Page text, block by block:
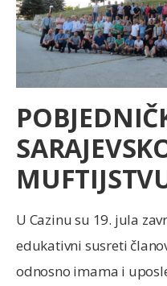
U Cazinu su 19. jula
edukativni susreti
odnosno imama i